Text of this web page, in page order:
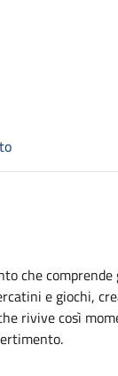
che
e giochi,
rivive così